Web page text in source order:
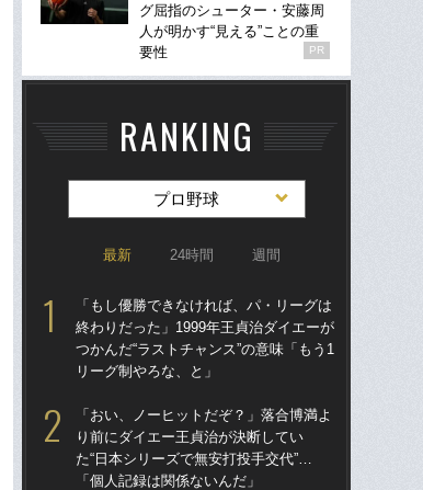
グ屈指のシューター・安藤周
人が明かす“見える”ことの重
要性
PR
RANKING
プロ野球
最新 24時間 週間
「もし優勝できなければ、パ・リーグは
終わりだった」1999年王貞治ダイエーが
つかんだ“ラストチャンス”の意味「もう1
リーグ制やろな、と」
「おい、ノーヒットだぞ？」落合博満よ
り前にダイエー王貞治が決断してい
た“日本シリーズで無安打投手交代”…
「個人記録は関係ないんだ」